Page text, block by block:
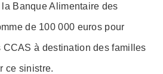
Banque Alimentaire des
de 100 000 euros pour
CCAS à destination des familles
ce sinistre.